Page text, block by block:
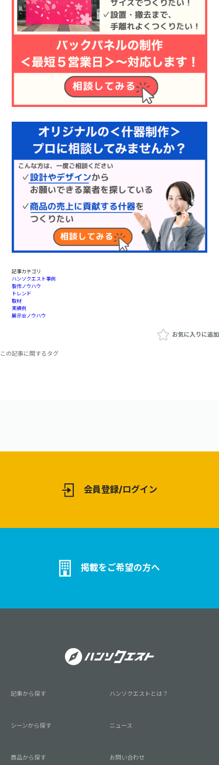
記事カテゴリ
ハンソクエスト事例
製作ノウハウ
トレンド
取材
実績例
展示会ノウハウ
お気に入りに追加
この記事に関するタグ
会員登録/ログイン
掲載をご希望の方へ
記事から探す
シーンから探す
商品から探す
ハンソクエストとは？
ニュース
お問い合わせ